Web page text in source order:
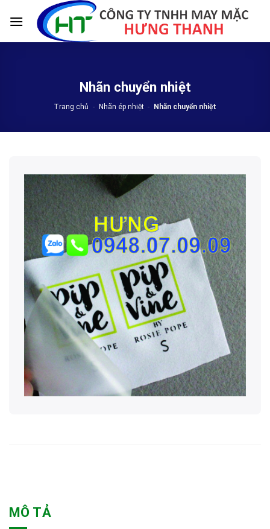
Nhãn chuyển nhiệt
Trang chủ - Nhãn ép nhiệt - Nhãn chuyển nhiệt
MÔ TẢ